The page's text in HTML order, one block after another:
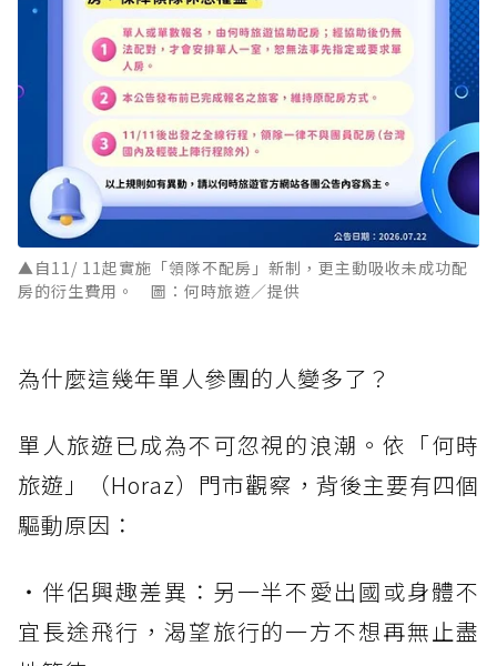
▲自11/ 11起實施「領隊不配房」新制，更主動吸收未成功配
房的衍生費用。 圖：何時旅遊／提供
為什麼這幾年單人參團的人變多了？
單人旅遊已成為不可忽視的浪潮。依「何時
旅遊」（Horaz）門市觀察，背後主要有四個
驅動原因：
・伴侶興趣差異：另一半不愛出國或身體不
宜長途飛行，渴望旅行的一方不想再無止盡